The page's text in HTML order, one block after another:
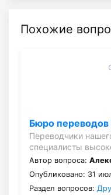
Похожие
Бюро
Переводчики
специалисты
Автор вопроса:
Опубликовано: 31
Раздел вопросов: